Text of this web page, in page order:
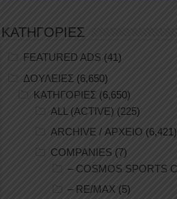
ΚΑΤΗΓΟΡΙΕΣ
FEATURED ADS (41)
ΔΟΥΛΕΙΕΣ (6,650)
ΚΑΤΗΓΟΡΙΕΣ (6,650)
ALL (ACTIVE) (225)
ARCHIVE / ΑΡΧΕΙΟ (6,421)
COMPANIES (7)
– COSMOS SPORTS
– RE/MAX (5)